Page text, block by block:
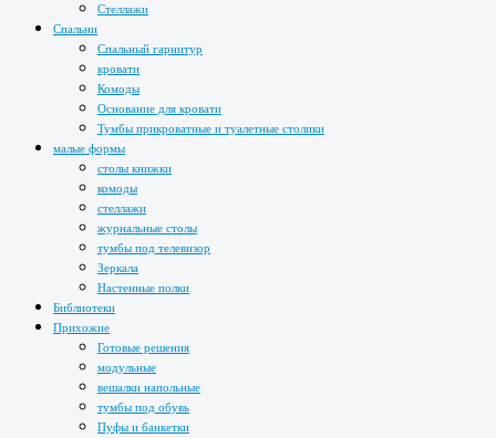
Стеллажи
Спальни
Спальный гарнитур
кровати
Комоды
Основание для кровати
Тумбы прикроватные и туалетные столики
малые формы
столы книжки
комоды
стеллажи
журнальные столы
тумбы под телевизор
Зеркала
Настенные полки
Библиотеки
Прихожие
Готовые решения
модульные
вешалки напольные
тумбы под обувь
Пуфы и банкетки